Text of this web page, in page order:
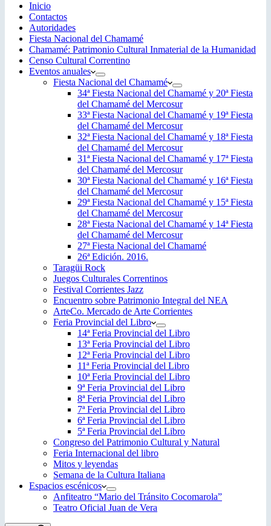
Inicio
Contactos
Autoridades
Fiesta Nacional del Chamamé
Chamamé: Patrimonio Cultural Inmaterial de la Humanidad
Censo Cultural Correntino
Eventos anuales
Fiesta Nacional del Chamamé
34ª Fiesta Nacional del Chamamé y 20ª Fiesta
del Chamamé del Mercosur
33ª Fiesta Nacional del Chamamé y 19ª Fiesta
del Chamamé del Mercosur
32ª Fiesta Nacional del Chamamé y 18ª Fiesta
del Chamamé del Mercosur
31ª Fiesta Nacional del Chamamé y 17ª Fiesta
del Chamamé del Mercosur
30ª Fiesta Nacional del Chamamé y 16ª Fiesta
del Chamamé del Mercosur
29ª Fiesta Nacional del Chamamé y 15ª Fiesta
del Chamamé del Mercosur
28ª Fiesta Nacional del Chamamé y 14ª Fiesta
del Chamamé del Mercosur
27ª Fiesta Nacional del Chamamé
26ª Edición. 2016.
Taragüi Rock
Juegos Culturales Correntinos
Festival Corrientes Jazz
Encuentro sobre Patrimonio Integral del NEA
ArteCo. Mercado de Arte Corrientes
Feria Provincial del Libro
14ª Feria Provincial del Libro
13ª Feria Provincial del Libro
12ª Feria Provincial del Libro
11ª Feria Provincial del Libro
10ª Feria Provincial del Libro
9ª Feria Provincial del Libro
8ª Feria Provincial del Libro
7ª Feria Provincial del Libro
6ª Feria Provincial del Libro
5ª Feria Provincial del Libro
Congreso del Patrimonio Cultural y Natural
Feria Internacional del libro
Mitos y leyendas
Semana de la Cultura Italiana
Espacios escénicos
Anfiteatro “Mario del Tránsito Cocomarola”
Teatro Oficial Juan de Vera